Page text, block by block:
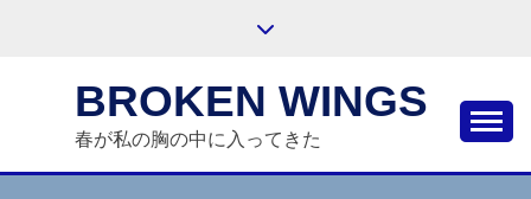
BROKEN WINGS
春が私の胸の中に入ってきた